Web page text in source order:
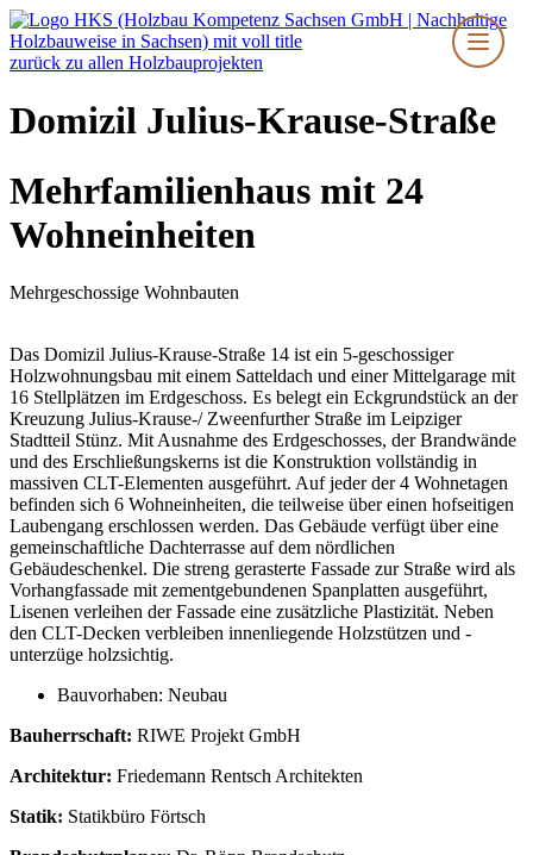
Zum
Inhalt
springen
zurück zu allen Holzbauprojekten
Domizil Julius-Krause-Straße
Mehrfamilienhaus mit 24
Wohneinheiten
Mehrgeschossige Wohnbauten
Das Domizil Julius-Krause-Straße 14 ist ein 5-geschossiger
Holzwohnungsbau mit einem Satteldach und einer Mittelgarage mit
16 Stellplätzen im Erdgeschoss. Es belegt ein Eckgrundstück an der
Kreuzung Julius-Krause-/ Zweenfurther Straße im Leipziger
Stadtteil Stünz. Mit Ausnahme des Erdgeschosses, der Brandwände
und des Erschließungskerns ist die Konstruktion vollständig in
massiven CLT-Elementen ausgeführt. Auf jeder der 4 Wohnetagen
befinden sich 6 Wohneinheiten, die teilweise über einen hofseitigen
Laubengang erschlossen werden. Das Gebäude verfügt über eine
gemeinschaftliche Dachterrasse auf dem nördlichen
Gebäudeschenkel. Die streng gerasterte Fassade zur Straße wird als
Vorhangfassade mit zementgebundenen Spanplatten ausgeführt,
Lisenen verleihen der Fassade eine zusätzliche Plastizität. Neben
den CLT-Decken verbleiben innenliegende Holzstützen und -
unterzüge holzsichtig.
Bauvorhaben: Neubau
Bauherrschaft: RIWE Projekt GmbH
Architektur: Friedemann Rentsch Architekten
Statik: Statikbüro Förtsch